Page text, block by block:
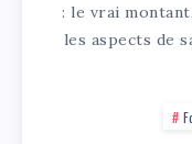
: le vrai
les aspects de